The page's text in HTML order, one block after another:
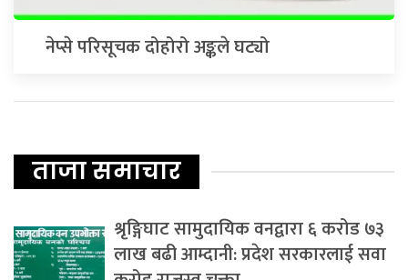
नेप्से परिसूचक दोहोरो अङ्कले घट्यो
ताजा समाचार
श्रृङ्गिघाट सामुदायिक वनद्वारा ६ करोड ७३
लाख बढी आम्दानी: प्रदेश सरकारलाई सवा